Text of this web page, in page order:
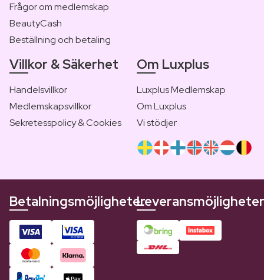
Frågor om medlemskap
BeautyCash
Beställning och betaling
Villkor & Säkerhet
Handelsvillkor
Medlemskapsvillkor
Sekretesspolicy & Cookies
Om Luxplus
Luxplus Medlemskap
Om Luxplus
Vi stödjer
BetalningsmöjligheterLeveransmöjligheter